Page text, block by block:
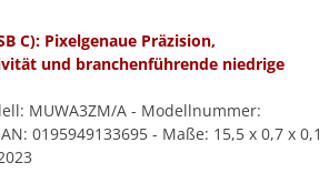
C): Pixelgenaue Präzision,
und branchenführende niedrige
MUWA3ZM/A - Modellnummer:
0195949133695 - Maße: 15,5 x 0,7 x 0,1